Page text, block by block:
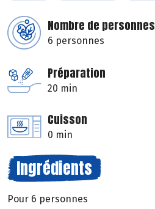
Nombre de personnes
6 personnes
Préparation
20 min
Cuisson
0 min
Ingrédients
Pour 6 personnes